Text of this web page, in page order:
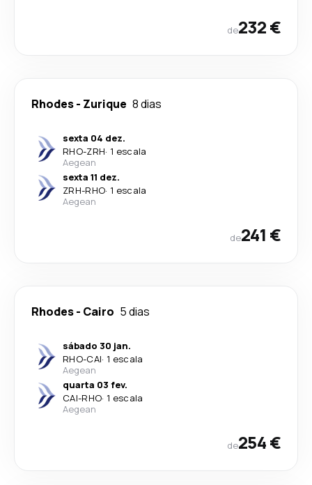
de232 €
Rhodes- Zurique 8 dias
sexta 04 dez.
RHO-ZRH· 1 escala
Aegean
sexta 11 dez.
ZRH-RHO· 1 escala
Aegean
de241 €
Rhodes- Cairo 5 dias
sábado 30 jan.
RHO-CAI· 1 escala
Aegean
quarta 03 fev.
CAI-RHO· 1 escala
Aegean
de254 €